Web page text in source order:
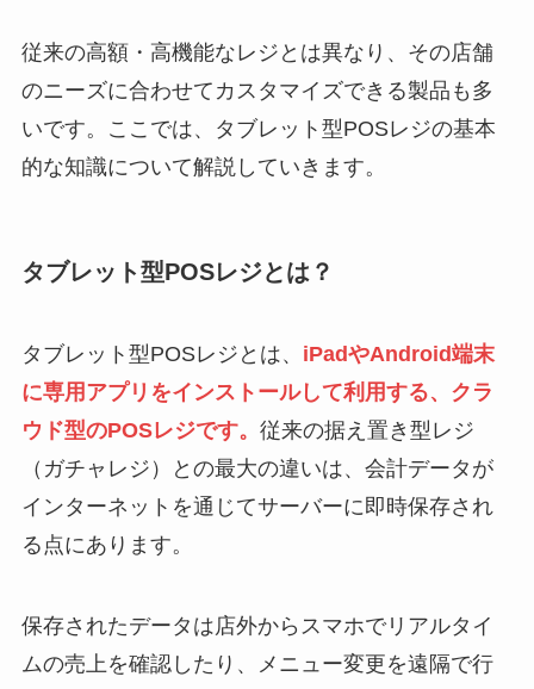
従来の高額・高機能なレジとは異なり、その店舗
のニーズに合わせてカスタマイズできる製品も多
いです。ここでは、タブレット型POSレジの基本
的な知識について解説していきます。
タブレット型POSレジとは？
タブレット型POSレジとは、 iPadやAndroid端末
に専用アプリをインストールして利用する、クラ
ウド型のPOSレジです。 従来の据え置き型レジ
（ガチャレジ）との最大の違いは、会計データが
インターネットを通じてサーバーに即時保存され
る点にあります。
保存されたデータは店外からスマホでリアルタイ
ムの売上を確認したり、メニュー変更を遠隔で行